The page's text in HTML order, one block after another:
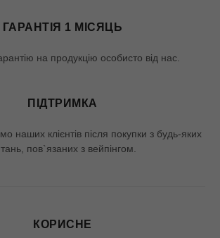
ГАРАНТІЯ 1 МІСЯЦЬ
на продукцію особисто від нас.
ПІДТРИМКА
наших клієнтів після покупки з будь-яких
пов`язаних з вейпінгом.
КОРИСНЕ